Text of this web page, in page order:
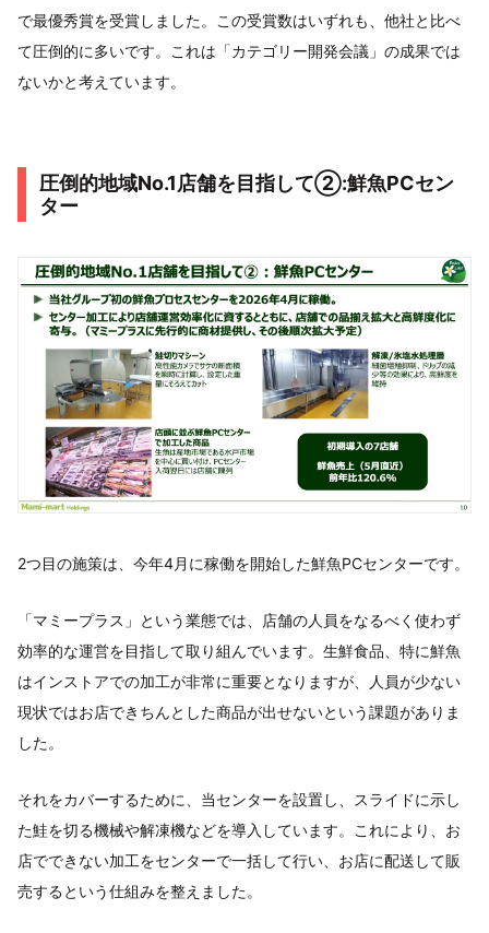
で最優秀賞を受賞しました。この受賞数はいずれも、他社と比べ
て圧倒的に多いです。これは「カテゴリー開発会議」の成果では
ないかと考えています。
圧倒的地域No.1店舗を目指して②:鮮魚PCセン
ター
2つ目の施策は、今年4月に稼働を開始した鮮魚PCセンターです。
「マミープラス」という業態では、店舗の人員をなるべく使わず
効率的な運営を目指して取り組んでいます。生鮮食品、特に鮮魚
はインストアでの加工が非常に重要となりますが、人員が少ない
現状ではお店できちんとした商品が出せないという課題がありま
した。
それをカバーするために、当センターを設置し、スライドに示し
た鮭を切る機械や解凍機などを導入しています。これにより、お
店でできない加工をセンターで一括して行い、お店に配送して販
売するという仕組みを整えました。